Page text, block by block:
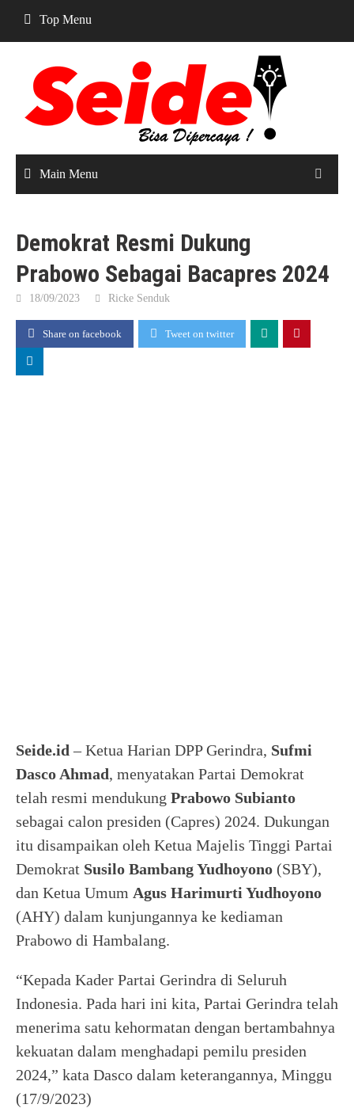
content
Top Menu
Main Menu
Demokrat Resmi Dukung
Prabowo Sebagai Bacapres 2024
18/09/2023 Ricke Senduk
Share on facebook Tweet on twitter
Seide.id – Ketua Harian DPP Gerindra, Sufmi
Dasco Ahmad, menyatakan Partai Demokrat
telah resmi mendukung Prabowo Subianto
sebagai calon presiden (Capres) 2024. Dukungan
itu disampaikan oleh Ketua Majelis Tinggi Partai
Demokrat Susilo Bambang Yudhoyono (SBY),
dan Ketua Umum Agus Harimurti Yudhoyono
(AHY) dalam kunjungannya ke kediaman
Prabowo di Hambalang.
“Kepada Kader Partai Gerindra di Seluruh
Indonesia. Pada hari ini kita, Partai Gerindra telah
menerima satu kehormatan dengan bertambahnya
kekuatan dalam menghadapi pemilu presiden
2024,” kata Dasco dalam keterangannya, Minggu
(17/9/2023)